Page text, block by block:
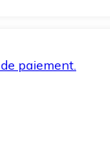
paiement.